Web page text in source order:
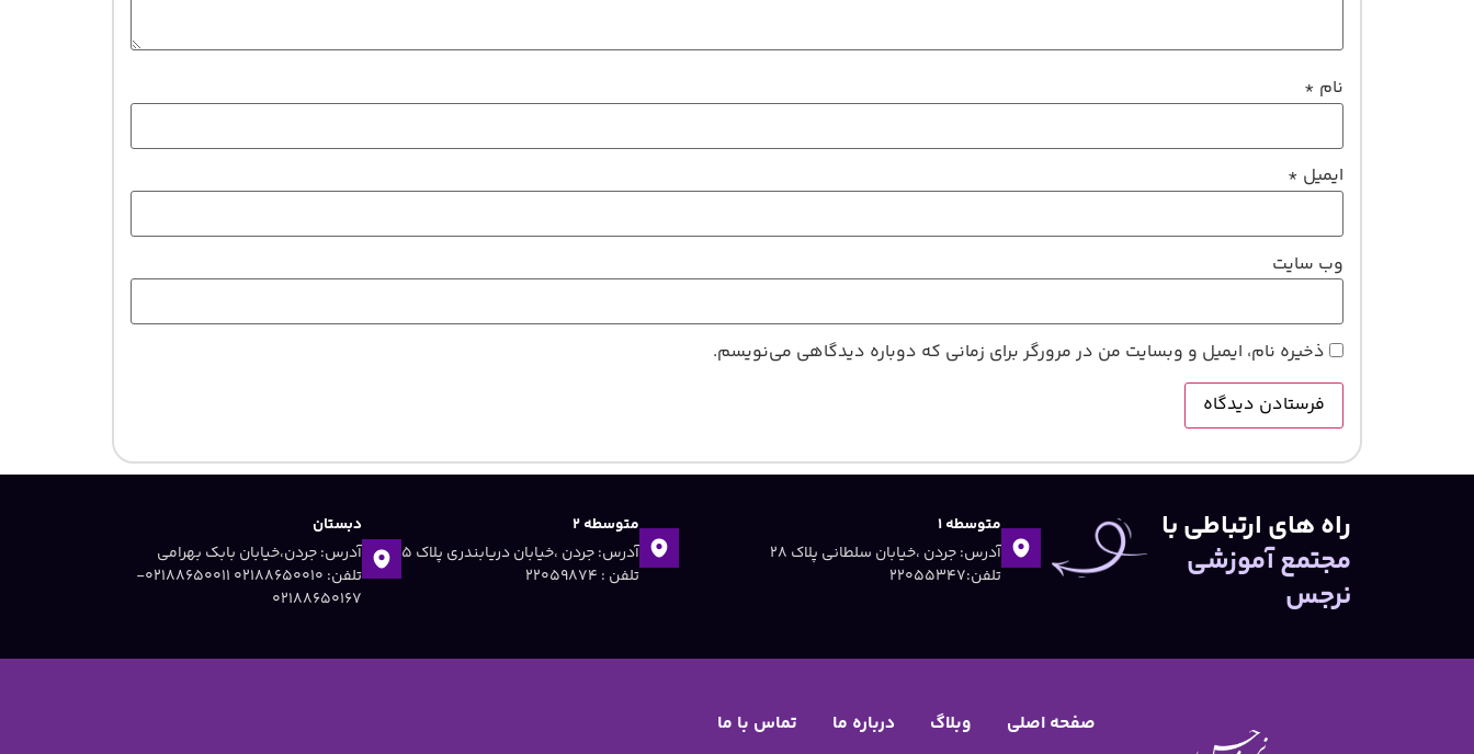
نام *
ایمیل *
وب‌ سایت
ذخیره نام، ایمیل و وبسایت من در مرورگر برای زمانی که دوباره دیدگاهی می‌نویسم.
راه های ارتباطی با
مجتمع آموزشی
نرجس
متوسطه ۱
آدرس: جردن ،خیابان سلطانی پلاک ۲۸
تلفن:۲۲۰۵۵۳۴۷
متوسطه ۲
آدرس: جردن ،خیابان دریابندری پلاک 5
تلفن : ۲۲۰۵۹۸۷۴
دبستان
آدرس: جردن،خیابان بابک بهرامی
تلفن: 02188650010 ۰۲۱۸۸۶۵۰۰۱۱-
۰۲۱۸۸۶۵۰۱۶۷
صفحه اصلی وبلاگ درباره ما تماس با ما